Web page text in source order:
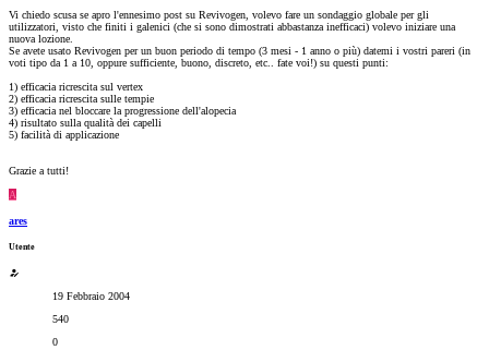
Vi chiedo scusa se apro l'ennesimo post su Revivogen, volevo fare un sondaggio globale per gli
utilizzatori, visto che finiti i galenici (che si sono dimostrati abbastanza inefficaci) volevo iniziare una
nuova lozione.
Se avete usato Revivogen per un buon periodo di tempo (3 mesi - 1 anno o più) datemi i vostri pareri (in
voti tipo da 1 a 10, oppure sufficiente, buono, discreto, etc.. fate voi!) su questi punti:
1) efficacia ricrescita sul vertex
2) efficacia ricrescita sulle tempie
3) efficacia nel bloccare la progressione dell'alopecia
4) risultato sulla qualità dei capelli
5) facilità di applicazione
Grazie a tutti!
A
ares
Utente
19 Febbraio 2004
540
0